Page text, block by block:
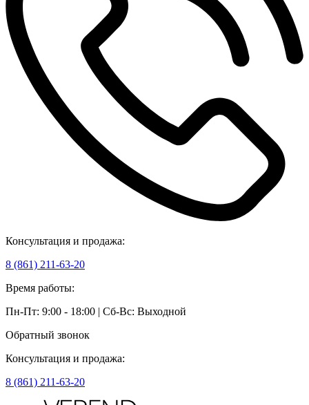
Консультация и продажа:
8 (861) 211-63-20
Время работы:
Пн-Пт: 9:00 - 18:00 | Сб-Вс: Выходной
Обратный звонок
Консультация и продажа:
8 (861) 211-63-20